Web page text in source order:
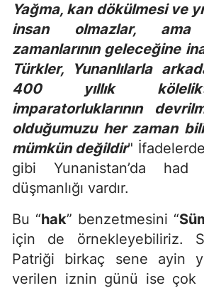
Yağma, kan dökülmesi ve
insan olmazlar,
zamanlarının geleceğine
Türkler, Yunanlılarla
400 yıllık
imparatorluklarının
olduğumuzu her zaman
mümkün değildir"
gibi Yunanistan’da had
düşmanlığı vardır.
Bu “hak” benzetmesini “
için de örnekleyebiliriz.
Patriği birkaç sene ayin
verilen iznin günü ise çok